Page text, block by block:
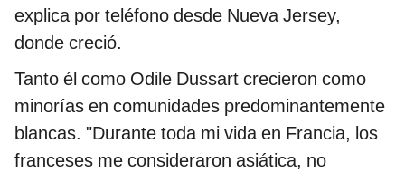
explica por teléfono desde Nueva Jersey,
donde creció.
Tanto él como Odile Dussart crecieron como
minorías en comunidades predominantemente
blancas. "Durante toda mi vida en Francia, los
franceses me consideraron asiática, no